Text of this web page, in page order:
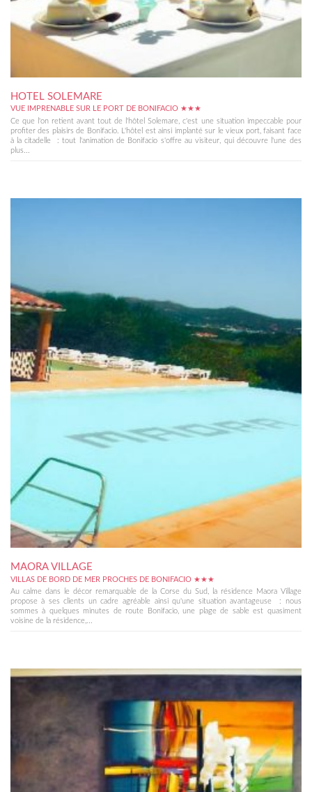
HOTEL SOLEMARE
VUE IMPRENABLE SUR LE PORT DE BONIFACIO ★★★
Ce que l'on retient avant tout de l'hôtel Solemare, c'est une situation impeccable pour
profiter des plaisirs de Bonifacio. L'hôtel est ainsi implanté sur le vieux port, faisant face
à la citadelle : tout l'animation de Bonifacio s'offre au visiteur, qui découvre l'une des
plus...
MAORA VILLAGE
VILLAS DE BORD DE MER PROCHES DE BONIFACIO ★★★
Au calme dans le décor remarquable de la Corse du Sud, la résidence Maora Village
propose à ses clients un cadre agréable ainsi qu'une situation avantageuse : nous
sommes à quelques minutes de route Bonifacio, une plage de sable est quasiment
voisine de la résidence,...